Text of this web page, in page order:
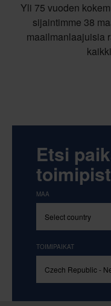
Yli 75 vuoden
sijaintimme 38
maailmanlaajuisia
Etsi
MAA
TOIMIPAIKAT